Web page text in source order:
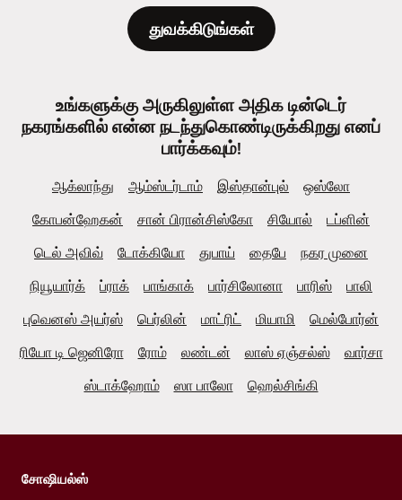
துவக்கிடுங்கள்
உங்களுக்கு அருகிலுள்ள அதிக டின்டெர்
நகரங்களில் என்ன நடந்துகொண்டிருக்கிறது எனப்
பார்க்கவும்!
ஆக்லாந்து ஆம்ஸ்டர்டாம் இஸ்தான்புல்
ஒஸ்லோ
கோபன்ஹேகன்
சான் பிரான்சிஸ்கோ சியோல்
டப்ளின்
டெல் அவிவ்
டோக்கியோ துபாய் தைபே
நகர முனை
நியூயார்க்
ப்ராக் பாங்காக் பார்சிலோனா பாரிஸ்
பாலி
புவெனஸ் அயர்ஸ்
பெர்லின் மாட்ரிட் மியாமி
மெல்போர்ன்
ரியோ டி ஜெனிரோ
ரோம் லண்டன் லாஸ் ஏஞ்சல்ஸ்
வார்சா
ஸ்டாக்ஹோம்
ஸா பாலோ ஹெல்சிங்கி
சோஷியல்ஸ்